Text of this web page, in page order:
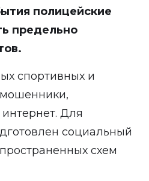
полицейские
предельно
спортивных и
мошенники,
Для
социальный
схем